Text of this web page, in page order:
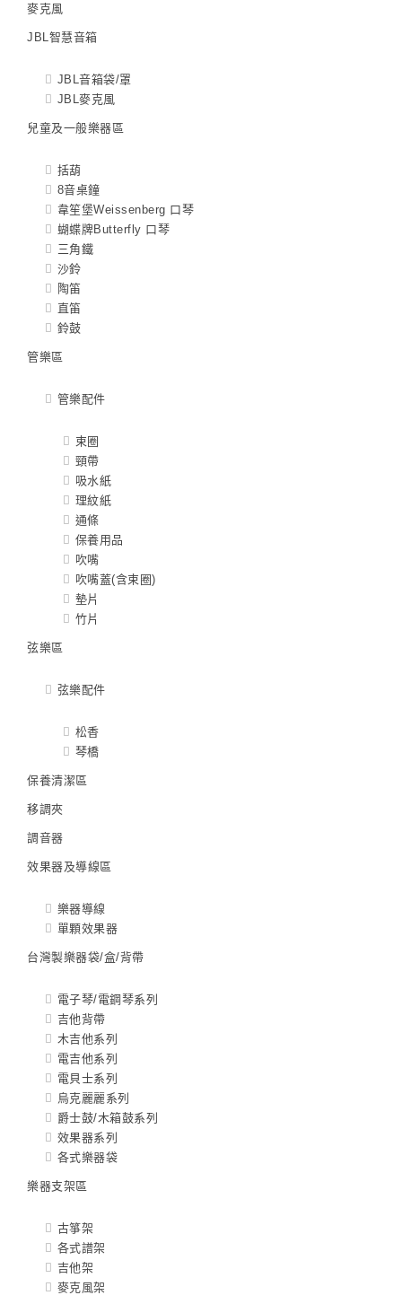
麥克風
JBL智慧音箱
JBL音箱袋/罩
JBL麥克風
兒童及一般樂器區
括葫
8音桌鐘
韋笙堡Weissenberg 口琴
蝴蝶牌Butterfly 口琴
三角鐵
沙鈴
陶笛
直笛
鈴鼓
管樂區
管樂配件
束圈
頸帶
吸水紙
理紋紙
通條
保養用品
吹嘴
吹嘴蓋(含束圈)
墊片
竹片
弦樂區
弦樂配件
松香
琴橋
保養清潔區
移調夾
調音器
效果器及導線區
樂器導線
單顆效果器
台灣製樂器袋/盒/背帶
電子琴/電鋼琴系列
吉他背帶
木吉他系列
電吉他系列
電貝士系列
烏克麗麗系列
爵士鼓/木箱鼓系列
效果器系列
各式樂器袋
樂器支架區
古箏架
各式譜架
吉他架
麥克風架